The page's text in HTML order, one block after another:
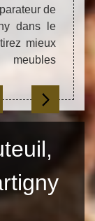
de
dans le
mieux